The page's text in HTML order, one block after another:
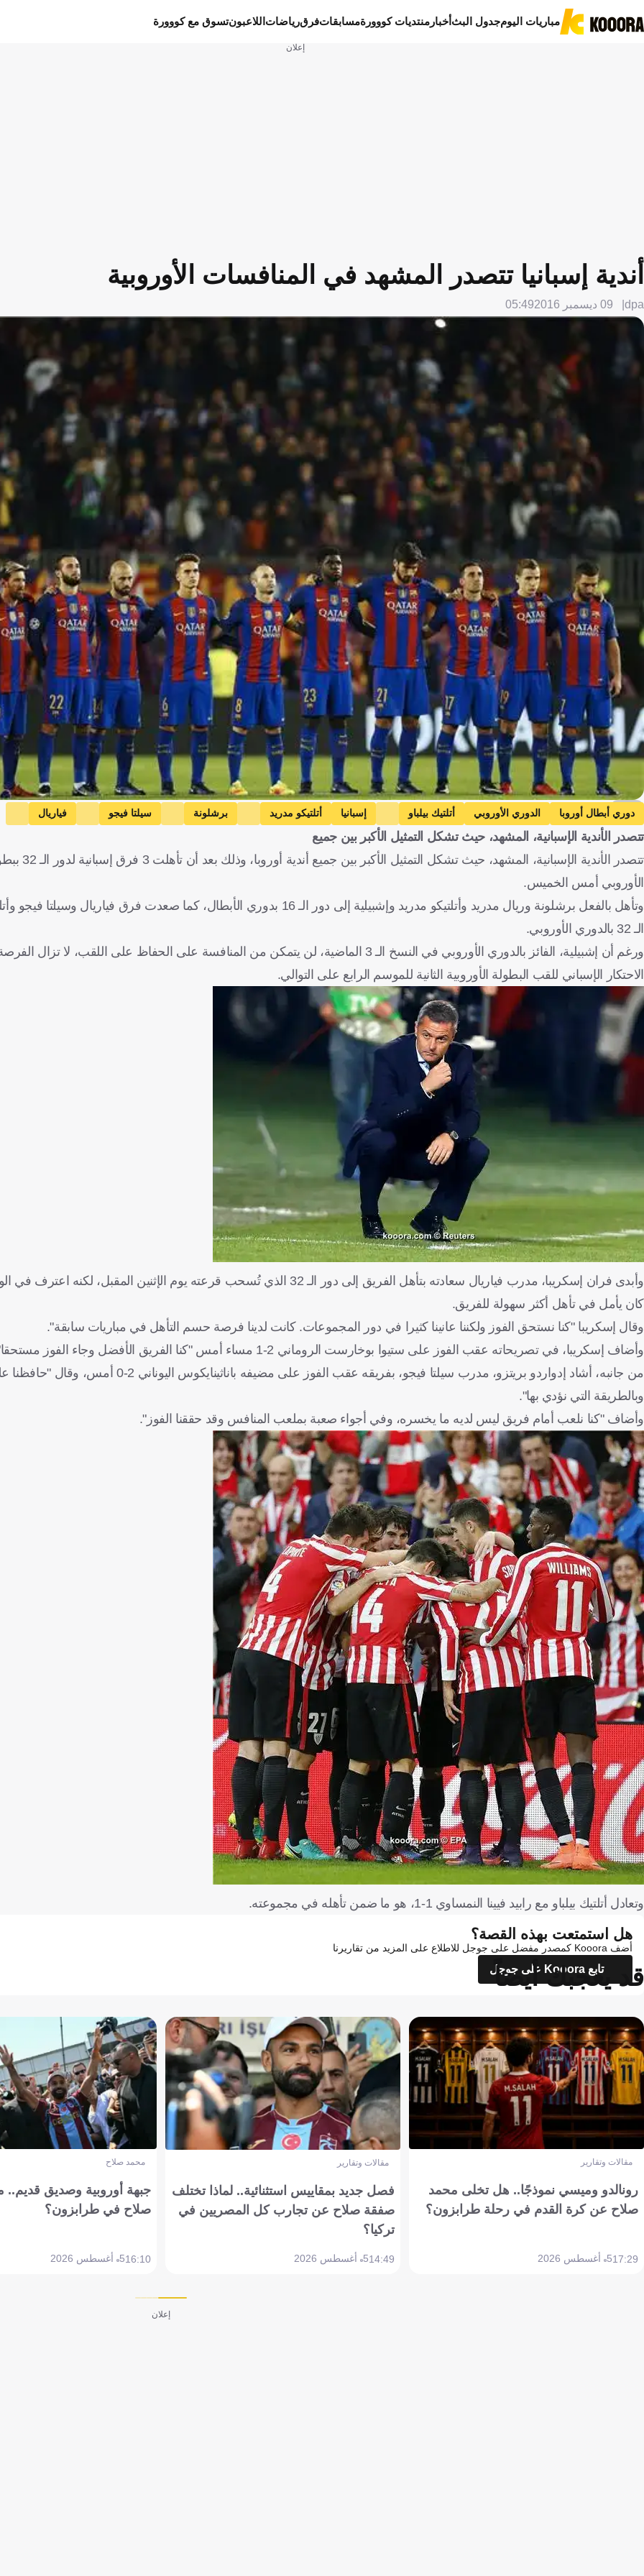
مباريات اليومجدول البثأخبار منتديات كووورةمسابقاتفرقرياضات اللاعبونتسوق مع كووورة
إعلان
أندية إسبانيا تتصدر المشهد في المنافسات الأوروبية
dpa 09 ديسمبر 2016 05:49
دوري أبطال أوروبا الدوري الأوروبي أتلتيك بيلباو إسبانيا أتلتيكو مدريد برشلونة سيلتا فيجو
فياريال
بوروسيا مونشنجلادباخ
ألمانيا ستياوا بوخارست رومانيا
تتصدر الأندية الإسبانية، المشهد، حيث تشكل التمثيل الأكبر بين جميع
تتصدر الأندية الإسبانية،
الأوروبي أمس الخميس.
وتأهل بالفعل برشلونة وريال مدريد وأتلتيكو مدريد وإشبيلية إلى دور الـ 16 بدوري الأبطال، كما صعدت فرق فياريال
الـ 32 بالدوري الأوروبي.
ورغم أن إشبيلية، الفائز بالدوري الأوروبي في النسخ الـ 3 الماضية، لن يتمكن من المنافسة على الحفاظ على اللقب، لا
الاحتكار الإسباني للقب البطولة الأوروبية الثانية للموسم الرابع على التوالي.
وأبدى فران إسكريبا، مدرب فياريال سعادته بتأهل الفريق إلى دور الـ 32 الذي تُسحب قرعته يوم الإثنين المقبل،
كان يأمل في تأهل أكثر سهولة للفريق.
وقال إسكريبا "كنا نستحق الفوز ولكننا عانينا كثيرا في دور المجموعات. كانت لدينا فرصة حسم التأهل في مباريات سابقة".
وأضاف إسكريبا، في تصريحاته عقب الفوز على ستيوا بوخارست الروماني 2-1 مساء أمس "كنا الفريق الأفضل وجاء الفوز مستحقا".
من جانبه، أشاد إدواردو بريتزو، مدرب سيلتا فيجو، بفريقه عقب الفوز على مضيفه
وبالطريقة التي نؤدي بها".
وأضاف "كنا نلعب أمام فريق ليس لديه ما يخسره، وفي أجواء صعبة بملعب المنافس وقد حققنا الفوز".
وتعادل أتلتيك بيلباو مع رابيد فيينا النمساوي 1-1، هو ما ضمن تأهله في مجموعته.
هل استمتعت بهذه القصة؟
أضف Kooora كمصدر مفضل على جوجل للاطلاع على المزيد من تقاريرنا
تابع Kooora على جوجل
قد يعجبك أيضاً
مقالات وتقارير
رونالدو وميسي نموذجًا.. هل تخلى محمد
صلاح عن كرة القدم في رحلة طرابزون؟
17:295 أغسطس 2026
مقالات وتقارير
فصل جديد بمقاييس استثنائية.. لماذا تختلف
صفقة صلاح عن تجارب كل المصريين في
تركيا؟
14:495 أغسطس 2026
محمد صلاح
جبهة أوروبية وصديق قديم..
صلاح في طرابزون؟
16:105 أغسطس 2026
إعلان